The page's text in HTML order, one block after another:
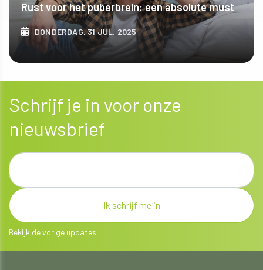
Rust voor het puberbrein: een absolute must
DONDERDAG, 31 JUL. 2025
ONTDEK MEER
Schrijf je in voor onze
nieuwsbrief
Bekijk de vorige updates